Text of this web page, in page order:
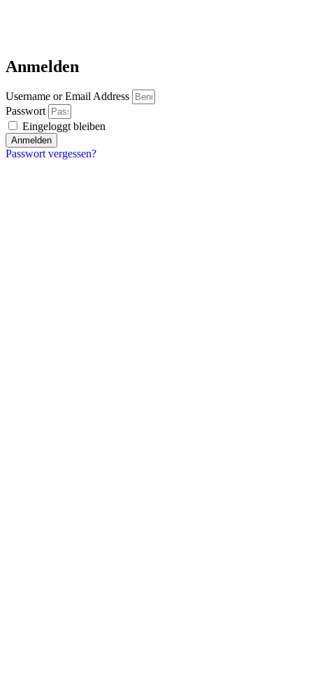
Anmelden
Username or Email Address
Passwort
Eingeloggt bleiben
Anmelden
Passwort vergessen?